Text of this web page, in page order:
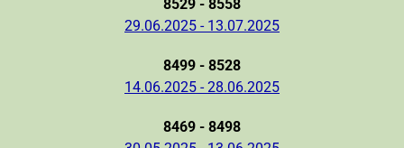
8529 - 8558
29.06.2025 - 13.07.2025
8499 - 8528
14.06.2025 - 28.06.2025
8469 - 8498